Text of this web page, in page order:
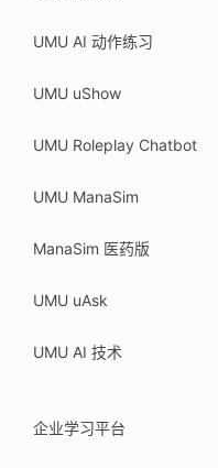
UMU AI 动作练习
UMU uShow
UMU Roleplay Chatbot
UMU ManaSim
ManaSim 医药版
UMU uAsk
UMU AI 技术
企业学习平台